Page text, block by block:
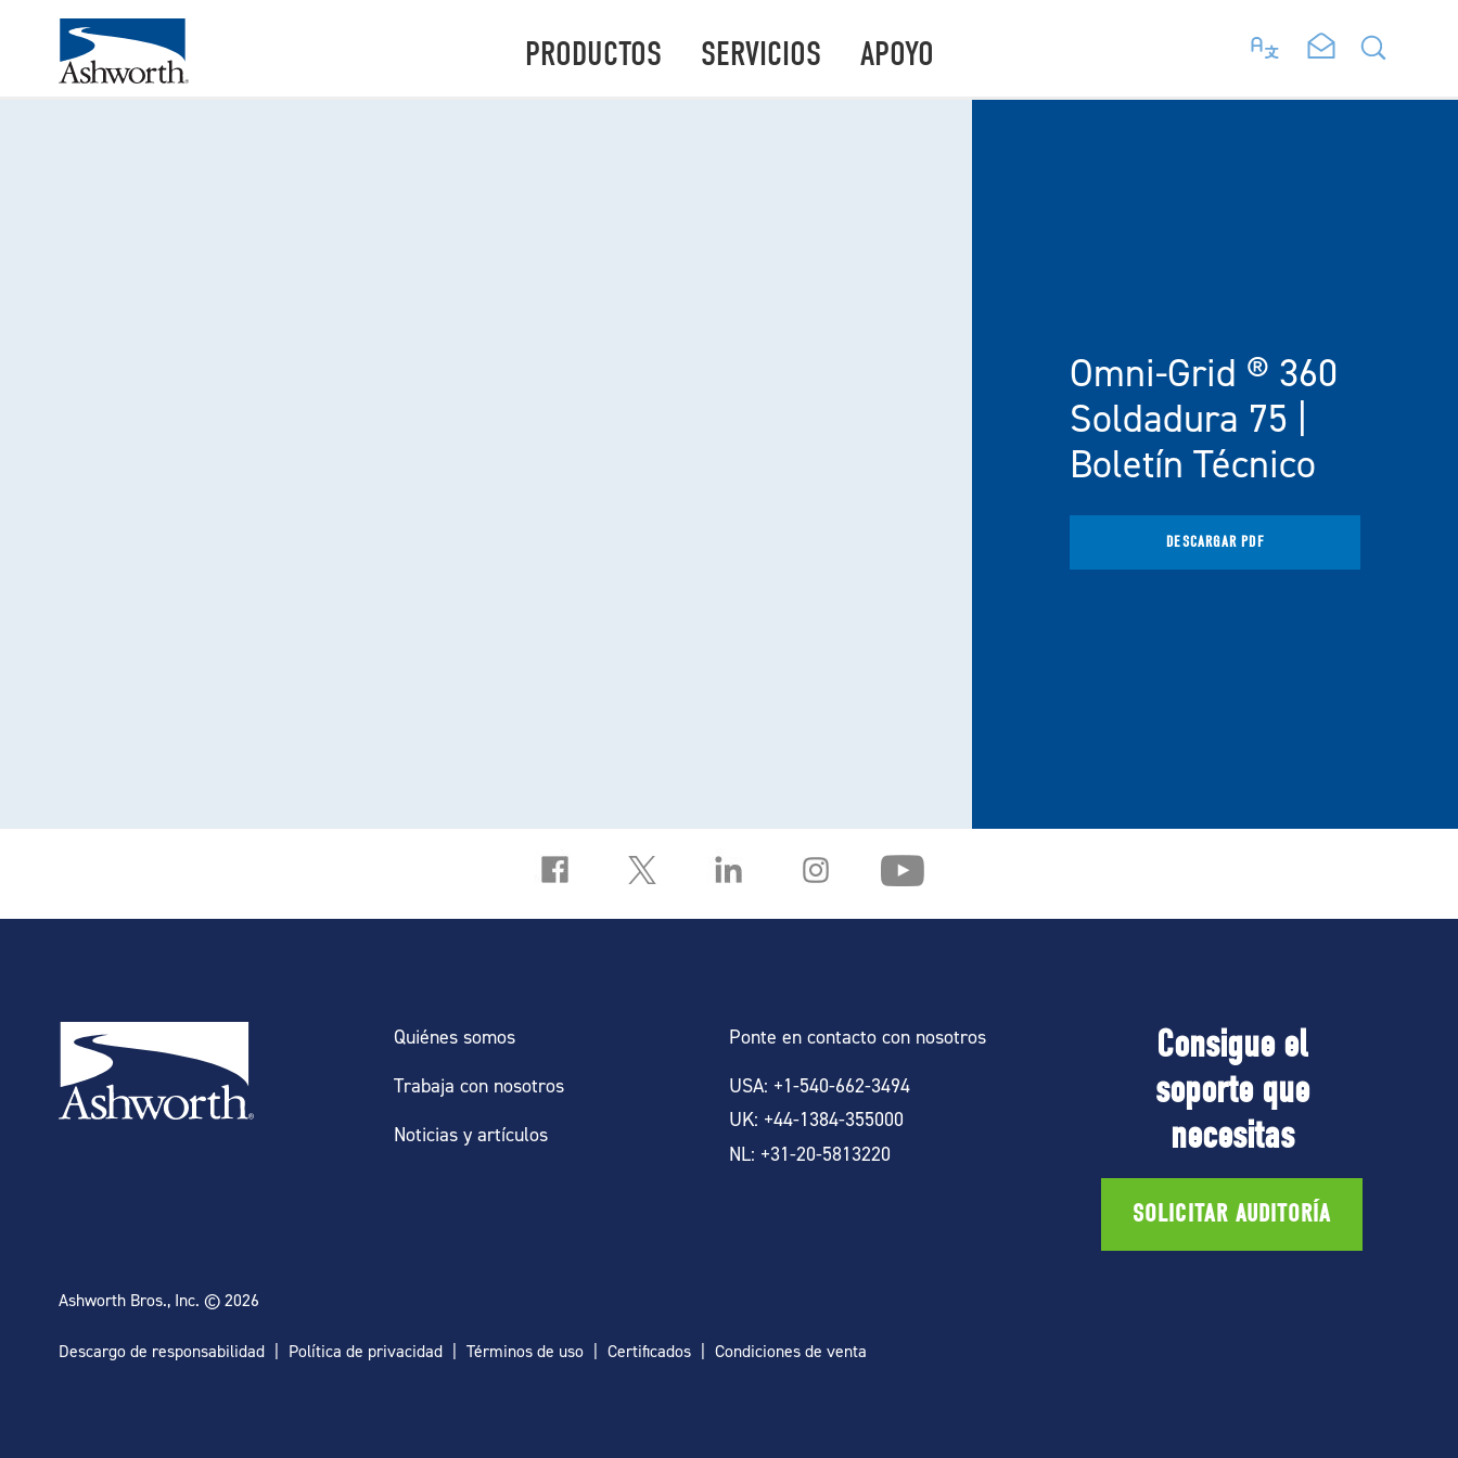
PRODUCTOS SERVICIOS APOYO
Omni-Grid ® 360
Soldadura 75 |
Boletín Técnico
DESCARGAR PDF
Quiénes somos
Trabaja con nosotros
Noticias y artículos
Ponte en contacto con nosotros
USA: +1-540-662-3494
UK: +44-1384-355000
NL: +31-20-5813220
Consigue el
soporte que
necesitas
SOLICITAR AUDITORÍA
Ashworth Bros., Inc. © 2026
Descargo de responsabilidad Política de privacidad Términos de uso Certificados Condiciones de venta